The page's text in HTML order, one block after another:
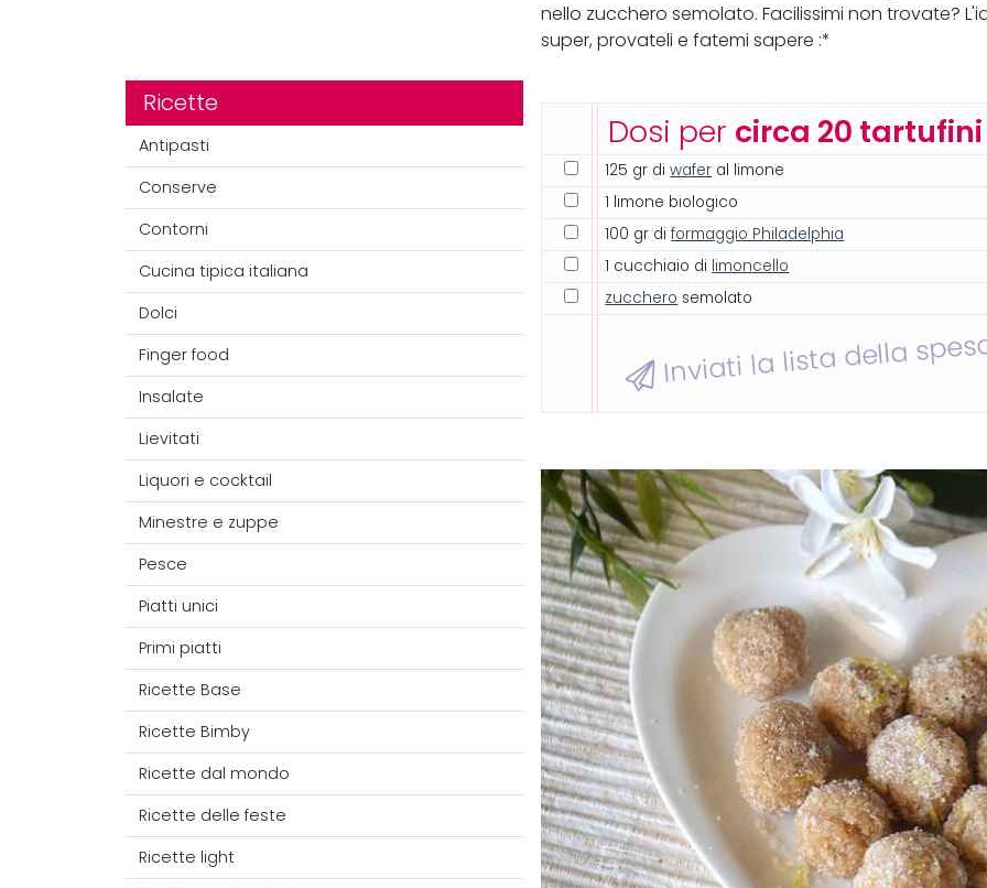
Ricette
Antipasti
Conserve
Contorni
Cucina tipica italiana
Dolci
Finger food
Insalate
Lievitati
Liquori e cocktail
Minestre e zuppe
Pesce
Piatti unici
Primi piatti
Ricette Base
Ricette Bimby
Ricette dal mondo
Ricette delle feste
Ricette light
nello zucchero semolato. Facilissimi non trovate?
super, provateli e fatemi sapere :*
Dosi per circa 20 tartufini
125 gr diwafer al limone
1 limone biologico
100 gr diformaggio Philadelphia
1 cucchiaio di limoncello
zucchero semolato
Inviati la lista della